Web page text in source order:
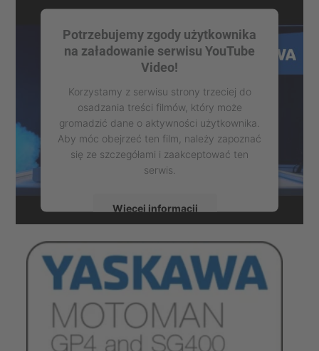
Potrzebujemy zgody użytkownika
na załadowanie serwisu YouTube
Video!
Korzystamy z serwisu strony trzeciej do
osadzania treści filmów, który może
gromadzić dane o aktywności użytkownika.
Aby móc obejrzeć ten film, należy zapoznać
się ze szczegółami i zaakceptować ten
serwis.
Więcej informacji
Zaakceptuj
powered by
Usercentrics Consent
Management Platform